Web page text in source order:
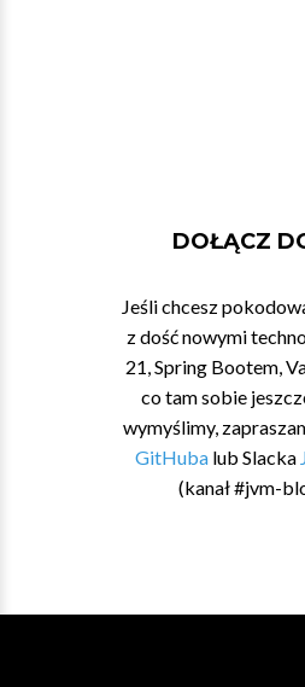
DOŁĄCZ
Jeśli chcesz
z dość nowymi
21, Spring Bootem,
co tam sobie
wymyślimy,
GitHubalub Slacka
(kanał #jvm-